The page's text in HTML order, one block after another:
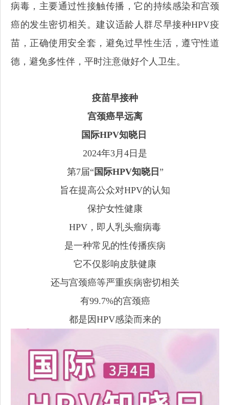
病毒，主要通过性接触传播，它的持续感染和宫颈
癌的发生密切相关。建议适龄人群尽早接种HPV疫
苗，正确使用安全套，避免过早性生活，遵守性道
德，避免多性伴，平时注意做好个人卫生。
疫苗早接种
宫颈癌早远离
国际HPV知晓日
2024年3月4日是
第7届“国际HPV知晓日 ”
旨在提高公众对HPV的认知
保护女性健康
HPV，即人乳头瘤病毒
是一种常见的性传播疾病
它不仅影响皮肤健康
还与宫颈癌等严重疾病密切相关
有99.7%的宫颈癌
都是因HPV感染而来的